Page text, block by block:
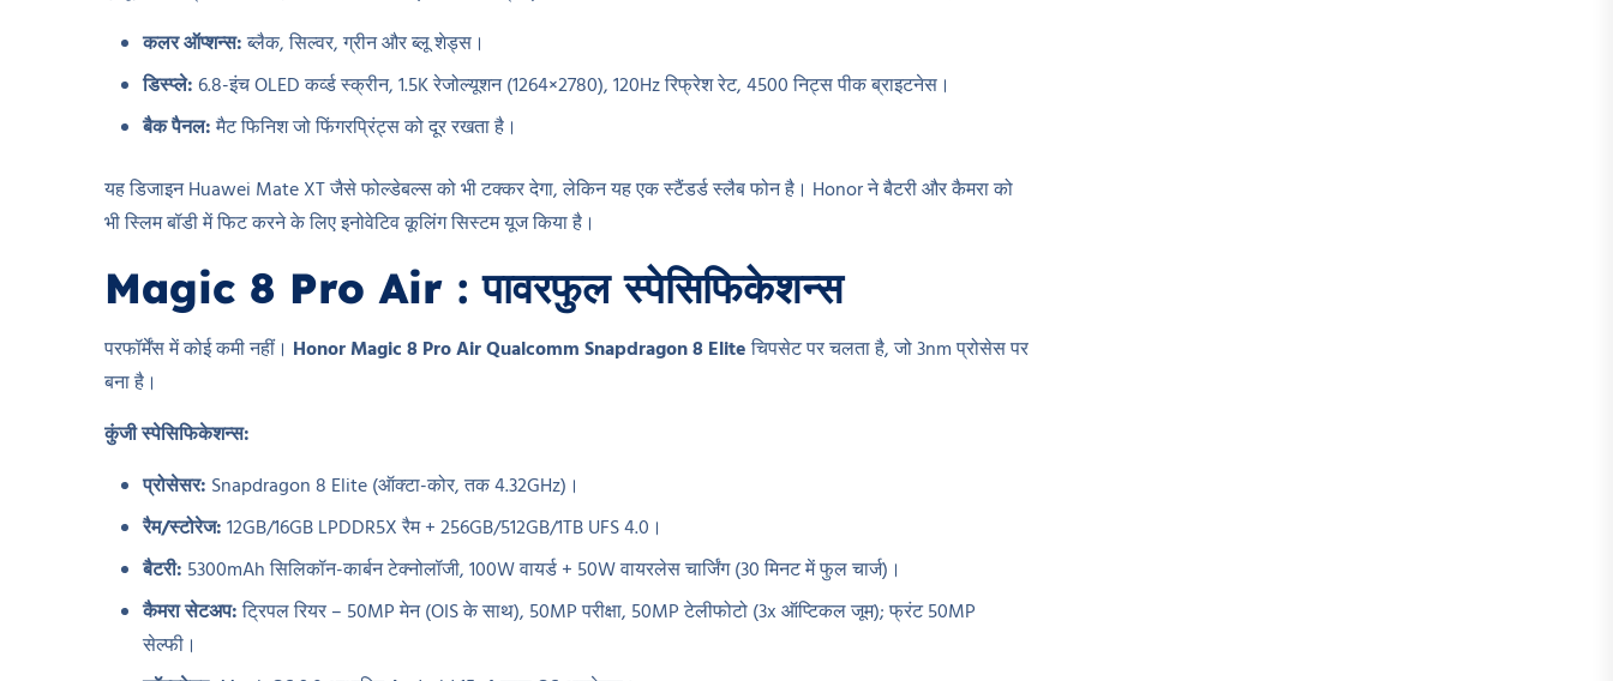
कलर ऑप्शन्स:ब्लैक, सिल्वर, ग्रीन और ब्लू शेड्स।
डिस्प्ले:6.8-इंच OLED कर्व्ड स्क्रीन, 1.5K रेजोल्यूशन (1264×2780), 120Hz रिफ्रेश रेट, 4500 निट्स पीक ब्राइटनेस।
बैक पैनल:मैट फिनिश जो फिंगरप्रिंट्स को दूर रखता है।
यह डिजाइन Huawei Mate XT जैसे फोल्डेबल्स को भी टक्कर देगा, लेकिन यह एक स्टैंडर्ड स्लैब फोन है। Honor ने बैटरी और कैमरा को
भी स्लिम बॉडी में फिट करने के लिए इनोवेटिव कूलिंग सिस्टम यूज किया है।
Magic 8 Pro Air : पावरफुल स्पेसिफिकेशन्स
परफॉर्मेंस में कोई कमी नहीं। Honor Magic 8 Pro AirQualcomm Snapdragon 8 Eliteचिपसेट पर चलता है, जो 3nm प्रोसेस पर
बना है।
कुंजी स्पेसिफिकेशन्स:
प्रोसेसर: Snapdragon 8 Elite (ऑक्टा-कोर, तक 4.32GHz)।
रैम/स्टोरेज:12GB/16GB LPDDR5X रैम + 256GB/512GB/1TB UFS 4.0।
बैटरी: 5300mAh सिलिकॉन-कार्बन टेक्नोलॉजी, 100W वायर्ड + 50W वायरलेस चार्जिंग (30 मिनट में फुल चार्ज)।
कैमरा सेटअप:ट्रिपल रियर – 50MP मेन (OIS के साथ), 50MP परीक्षा, 50MP टेलीफोटो (3x ऑप्टिकल जूम); फ्रंट 50MP
सेल्फी।